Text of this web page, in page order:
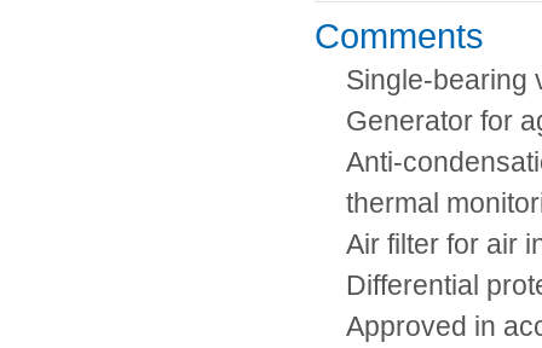
Comments
Single-bearing
Generator for
Anti-
thermal
Air filter for air
Differential
Approved in